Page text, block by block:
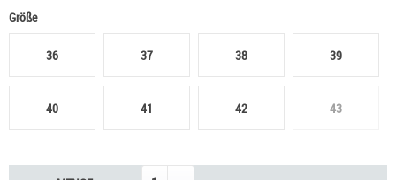
Größe
36 37 38 39
40 41 42 43